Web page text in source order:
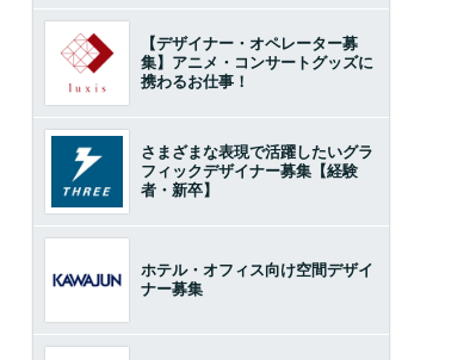
【デザイナー・オペレーター募
集】アニメ・コンサートグッズに
携わるお仕事！
さまざまな表現で活躍したいグラ
フィックデザイナー募集【経験
者・新卒】
ホテル・オフィス向け空間デザイ
ナー募集